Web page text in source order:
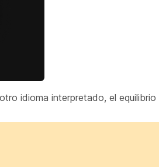
idioma interpretado, el